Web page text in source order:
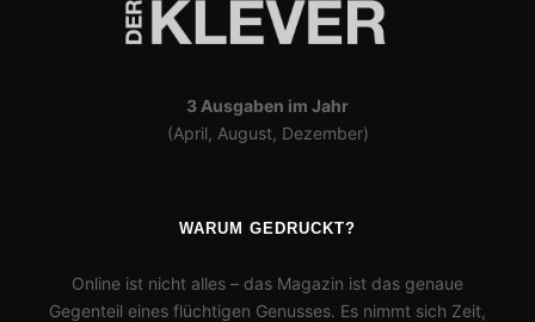
3 Ausgaben im Jahr
(April, August, Dezember)
WARUM GEDRUCKT?
Online ist nicht alles – das Magazin ist das genaue
Gegenteil eines flüchtigen Genusses. Es nimmt sich Zeit,